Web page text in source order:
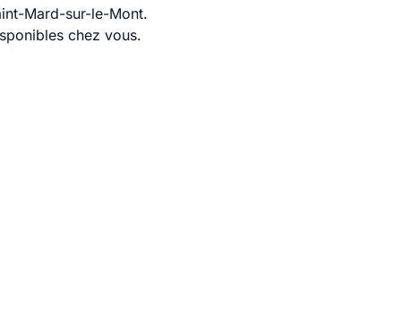
Mard-sur-le-Mont.
chez vous.